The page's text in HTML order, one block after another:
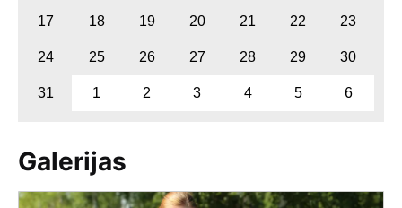
17 18 19 20 21 22 23
24 25 26 27 28 29 30
31 1 2 3 4 5 6
Galerijas